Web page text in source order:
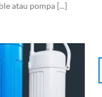
atau pompa [...]